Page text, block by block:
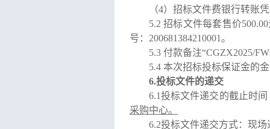
（4）招标文件费银行转账
5.2招标文件每套售价500.00
号： 200681384210001。
5.3 付款备注“CGZX2025/
5.4 本次招标投标保证金的
6.投标文件的递交
6.1投标文件递交的截止时
采购中心。
6.2投标文件递交方式：现